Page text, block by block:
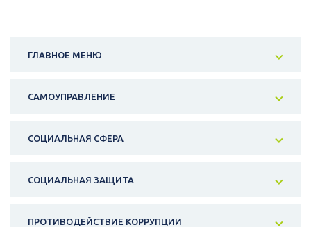
ГЛАВНОЕ МЕНЮ
САМОУПРАВЛЕНИЕ
СОЦИАЛЬНАЯ СФЕРА
СОЦИАЛЬНАЯ ЗАЩИТА
ПРОТИВОДЕЙСТВИЕ КОРРУПЦИИ